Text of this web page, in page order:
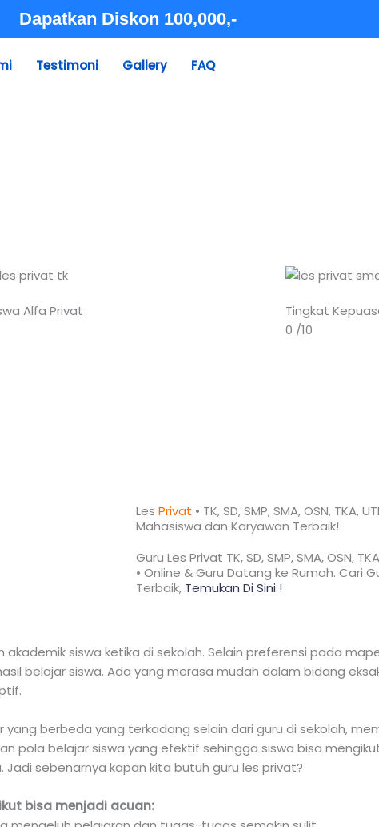
Dapatkan Diskon 100,000,-
Testimoni Gallery FAQ
Alfa Privat
Tingkat
0 /10
Les Privat • TK, SD, SMP, SMA, OSN, TKA,
Mahasiswa dan Karyawan Terbaik!​
Guru Les Privat TK, SD, SMP, SMA, OSN,
• Online & Guru Datang ke Rumah. Cari
Terbaik, Temukan Di Sini !
siswa ketika di sekolah. Selain preferensi pada
belajar siswa. Ada yang merasa mudah dalam bidang
berbeda yang terkadang selain dari guru di sekolah,
pola belajar siswa yang efektif sehingga siswa bisa
sebenarnya kapan kita butuh guru les privat?
bisa menjadi acuan: